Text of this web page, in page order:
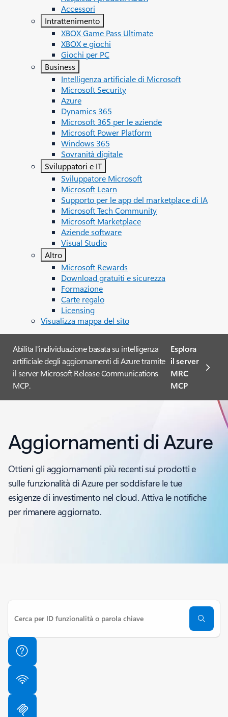
Accessori
Intrattenimento
XBOX Game Pass Ultimate
XBOX e giochi
Giochi per PC
Business
Intelligenza artificiale di Microsoft
Microsoft Security
Azure
Dynamics 365
Microsoft 365 per le aziende
Microsoft Power Platform
Windows 365
Sovranità digitale
Sviluppatori e IT
Sviluppatore Microsoft
Microsoft Learn
Supporto per le app del marketplace di IA
Microsoft Tech Community
Microsoft Marketplace
Aziende software
Visual Studio
Altro
Microsoft Rewards
Download gratuiti e sicurezza
Formazione
Carte regalo
Licensing
Visualizza mappa del sito
Abilita l'individuazione basata su intelligenza
artificiale degli aggiornamenti di Azure tramite
il server Microsoft Release Communications
MCP.
Esplora
il server
MRC
MCP
Aggiornamenti di Azure
Ottieni gli aggiornamenti più recenti sui prodotti e
sulle funzionalità di Azure per soddisfare le tue
esigenze di investimento nel cloud. Attiva le notifiche
per rimanere aggiornato.